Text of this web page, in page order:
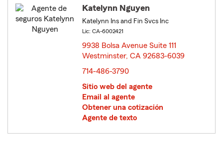
Katelynn Nguyen
Katelynn Ins and Fin Svcs Inc
Lic: CA-6002421
9938 Bolsa Avenue Suite 111
Westminster, CA 92683-6039
714-486-3790
Sitio web del agente
Email al agente
Obtener una cotización
Agente de texto